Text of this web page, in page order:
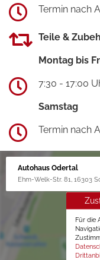
Termin nach
Teile &
Montag bis
7:30 - 17:00
Samstag
Termin nach
Autohaus Odertal
Ehm-Welk-Str. 81, 16303
Für die